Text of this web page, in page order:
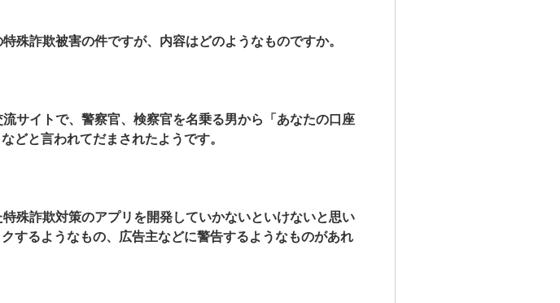
殊詐欺被害の件ですが、内容はどのよ うなものですか。
サイトで、警察官、検察官を名乗る男から「あなたの口座
どと言われてだまされたようです。
殊詐欺対策のアプリを開発していかないといけないと思い
するようなもの、広告主などに警告するようなものがあれ